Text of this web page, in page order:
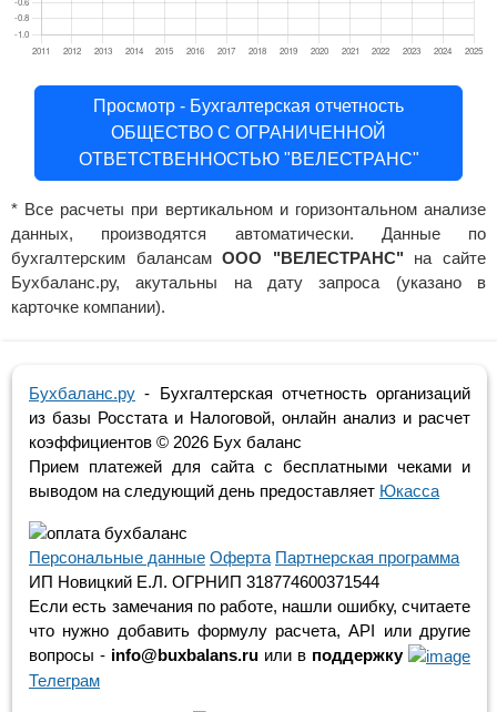
Просмотр - Бухгалтерская отчетность
ОБЩЕСТВО С ОГРАНИЧЕННОЙ
ОТВЕТСТВЕННОСТЬЮ "ВЕЛЕСТРАНС"
* Все расчеты при вертикальном и горизонтальном анализе
данных, производятся автоматически. Данные по
бухгалтерским балансамООО "ВЕЛЕСТРАНС" на сайте
Бухбаланс.ру, акутальны на дату запроса (указано в
карточке компании).
Бухбаланс.ру - Бухгалтерская отчетность организаций
из базы Росстата и Налоговой, онлайн анализ и расчет
коэффициентов © 2026 Бух баланс
Прием платежей для сайта с бесплатными чеками и
выводом на следующий день предоставляет Юкасса
Персональные данные Оферта Партнерская программа
ИП Новицкий Е.Л. ОГРНИП 318774600371544
Если есть замечания по работе, нашли ошибку, считаете
что нужно добавить формулу расчета, API или другие
вопросы - info@buxbalans.ru или в поддержку
Телеграм